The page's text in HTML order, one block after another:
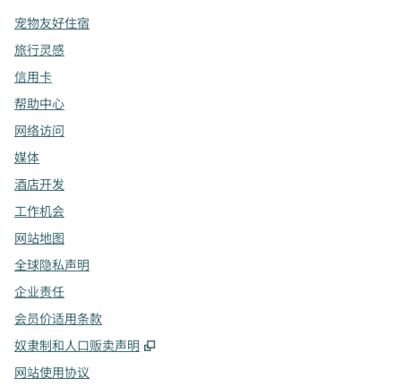
宠物友好住宿
旅行灵感
信用卡
帮助中心
网络访问
媒体
酒店开发
工作机会
网站地图
全球隐私声明
企业责任
会员价适用条款
奴隶制和人口贩卖声明
,
网站使用协议